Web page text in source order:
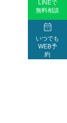
LINEで
無料相談

いつでも
WEB予
約